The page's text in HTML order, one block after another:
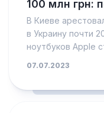
100 млн грн:
В Киеве
в Украину почти
ноутбуков Apple
07.07.2023